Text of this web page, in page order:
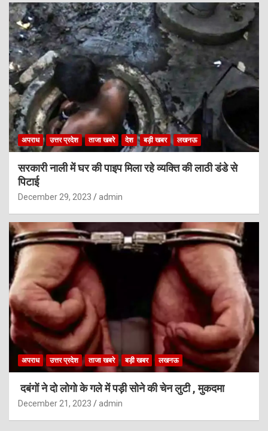
अपराध उत्तर प्रदेश ताजा खबरे देश बड़ी खबर लखनऊ
सरकारी नाली में घर की पाइप मिला रहे व्यक्ति की लाठी डंडे से
पिटाई
December 29, 2023 admin
अपराध उत्तर प्रदेश ताजा खबरे बड़ी खबर लखनऊ
दबंगों ने दो लोगो के गले में पड़ी सोने की चेन लुटी , मुकदमा
December 21, 2023 admin